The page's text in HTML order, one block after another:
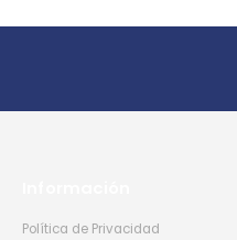
Política de Privacidad